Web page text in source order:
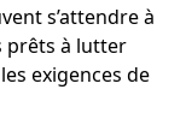
s’attendre à
prêts à lutter
exigences de